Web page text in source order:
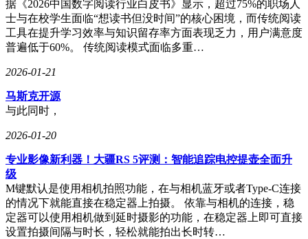
据《2026中国数字阅读行业白皮书》显示，超过75%的职场人
士与在校学生面临“想读书但没时间”的核心困境，而传统阅读
工具在提升学习效率与知识留存率方面表现乏力，用户满意度
普遍低于60%。 传统阅读模式面临多重…
2026-01-21
马斯克开源
与此同时，
2026-01-20
专业影像新利器！大疆RS 5评测：智能追踪电控提壶全面升
级
M键默认是使用相机拍照功能，在与相机蓝牙或者Type-C连接
的情况下就能直接在稳定器上拍摄。 依靠与相机的连接，稳
定器可以使用相机做到延时摄影的功能，在稳定器上即可直接
设置拍摄间隔与时长，轻松就能拍出长时转…